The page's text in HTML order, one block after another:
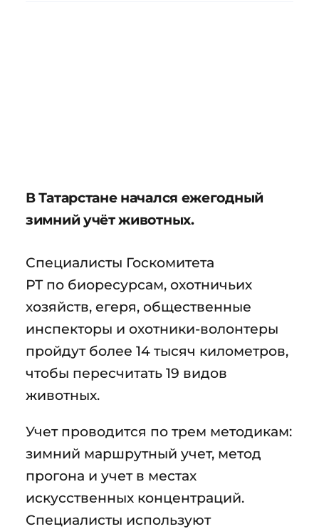
В Татарстане начался ежегодный
зимний учёт животных.
Специалисты Госкомитета
РТ по биоресурсам, охотничьих
хозяйств, егеря, общественные
инспекторы и охотники-волонтеры
пройдут более 14 тысяч километров,
чтобы пересчитать 19 видов
животных.
Учет проводится по трем методикам:
зимний маршрутный учет, метод
прогона и учет в местах
искусственных концентраций.
Специалисты используют